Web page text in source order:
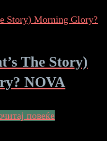
The Story)
NOVA
повеќе